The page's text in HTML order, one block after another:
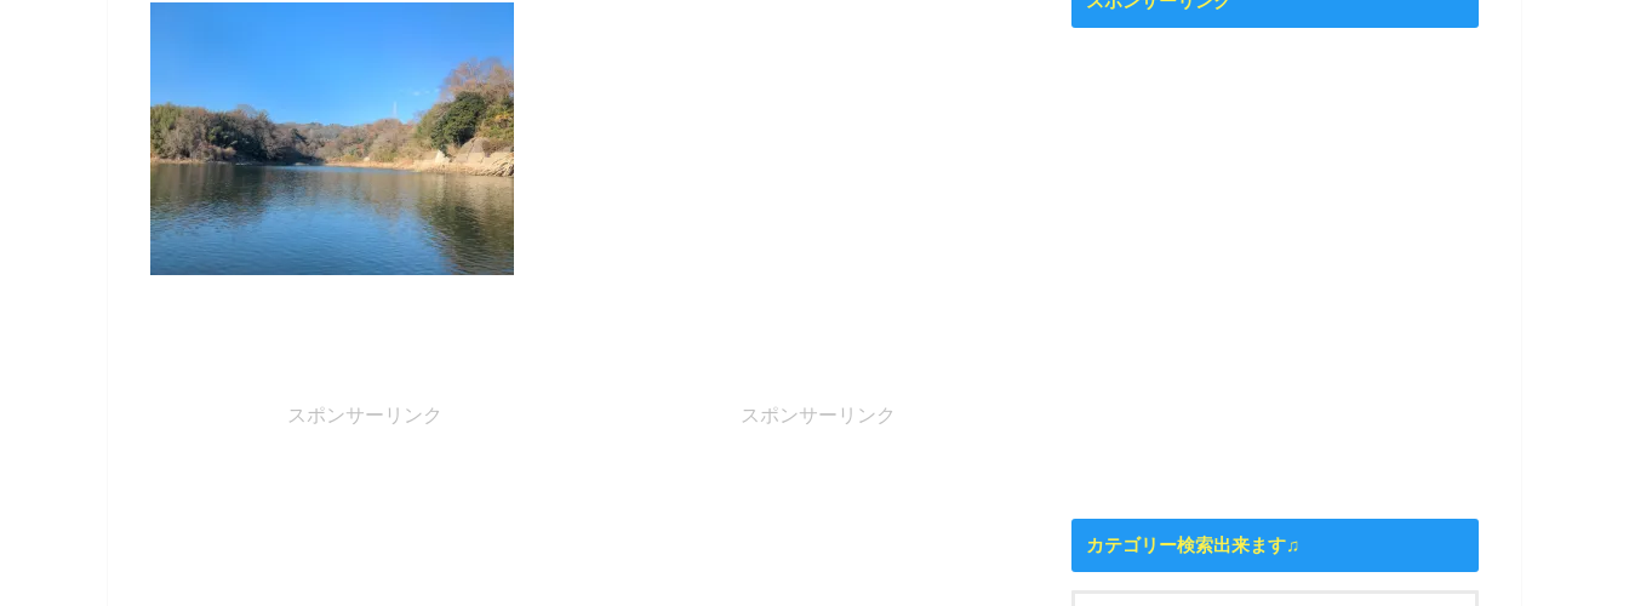
スポンサーリンク スポンサーリンク
カテゴリー検索出来ます♫